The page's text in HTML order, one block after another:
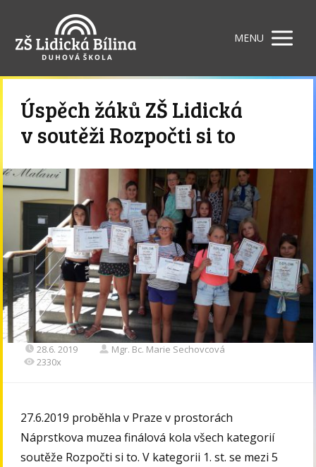
MENU
Úspěch žáků ZŠ Lidická
v soutěži Rozpočti si to
28.6. 2019
Mgr. Bc. Marie Sechovcová
2330x
27.6.2019 proběhla v Praze v prostorách
Náprstkova muzea finálová kola všech kategorií
soutěže Rozpočti si to. V kategorii 1. st. se mezi 5